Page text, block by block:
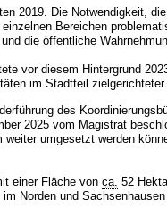
2019. Die Notwendigkeit,
Bereichen
die öffentliche
vor diesem Hintergrund
im Stadtteil
des
2025 vom Magistrat
weiter umgesetzt werden
einer Fläche von ca. 52
Norden und